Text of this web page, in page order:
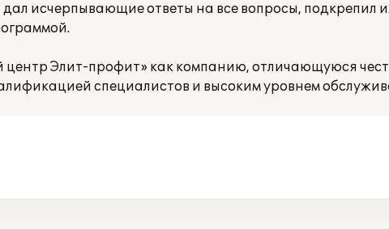
исчерпывающие ответы на все вопросы, подкрепил
Элит-профит» как компанию, отличающуюся
специалистов и высоким уровнем